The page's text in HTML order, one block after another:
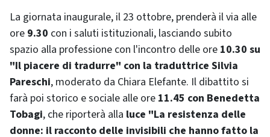
La giornata inaugurale, il 23 ottobre, prenderà il via alle
ore 9.30 con i saluti istituzionali, lasciando subito
spazio alla professione con l'incontro delle ore 10.30 su
"Il piacere di tradurre" con la traduttrice Silvia
Pareschi, moderato da Chiara Elefante. Il dibattito si
farà poi storico e sociale alle ore 11.45 con Benedetta
Tobagi, che riporterà alla luce "La resistenza delle
donne: il racconto delle invisibili che hanno fatto la